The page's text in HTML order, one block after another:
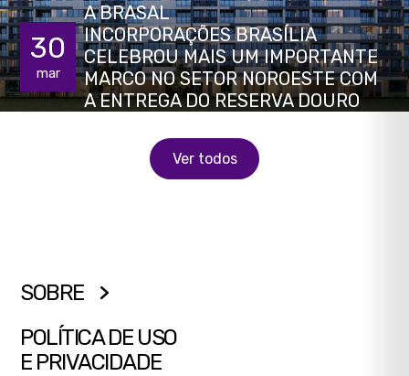
30
mar
A BRASAL
INCORPORAÇÕES BRASÍLIA
CELEBROU MAIS UM IMPORTANTE
MARCO NO SETOR NOROESTE COM
A ENTREGA DO RESERVA DOURO
Ver todos
SOBRE
POLÍTICA DE USO
E PRIVACIDADE